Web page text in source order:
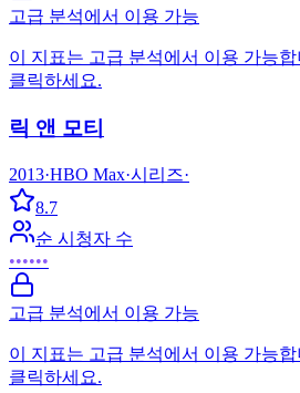
고급 분석에서 이용 가능
이 지표는 고급 분석에서 이용 가능
클릭하세요.
릭 앤 모티
2013·HBO Max·시리즈·
8.7
순 시청자 수
••••••
고급 분석에서 이용 가능
이 지표는 고급 분석에서 이용 가능
클릭하세요.